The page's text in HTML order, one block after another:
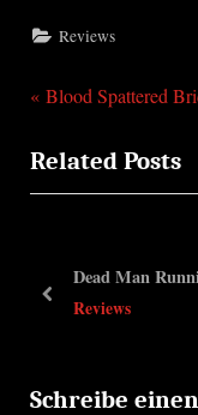
Reviews
P
e
v
u
o
Blood Spattered
Related Posts
Dead Man
Reviews
prev
Schreibe